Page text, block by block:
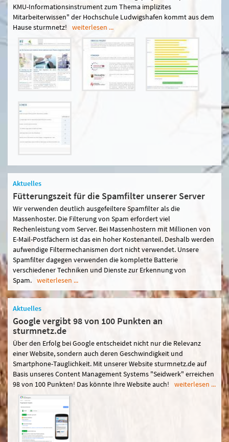
KMU-Informationsinstrument zum Thema implizites
Mitarbeiterwissen" der Hochschule Ludwigshafen kommt aus dem
Hause sturmnetz!
weiterlesen ...
Aktuelles
Fütterungszeit für die Spamfilter unserer Server
Wir verwenden deutlich ausgefeiltere Spamfilter als die
Massenhoster. Die Filterung von Spam erfordert viel
Rechenleistung vom Server. Bei Massenhostern mit Millionen von
E-Mail-Postfächern ist das ein hoher Kostenanteil. Deshalb werden
aufwendige Filtermechanismen dort nicht verwendet. Unsere
Spamfilter dagegen verwenden die komplette Batterie
verschiedener Techniken und Dienste zur Erkennung von
Spam. weiterlesen ...
Aktuelles
Google vergibt 98 von 100 Punkten an
sturmnetz.de
Über den Erfolg bei Google entscheidet nicht nur die Relevanz
einer Website, sondern auch deren Geschwindigkeit und
Smartphone-Tauglichkeit. Mit unserer Website sturmnetz.de auf
Basis unseres Content Management Systems "Seidwerk" erreichen
98 von 100 Punkten! Das könnte Ihre Website auch!
weiterlesen ...